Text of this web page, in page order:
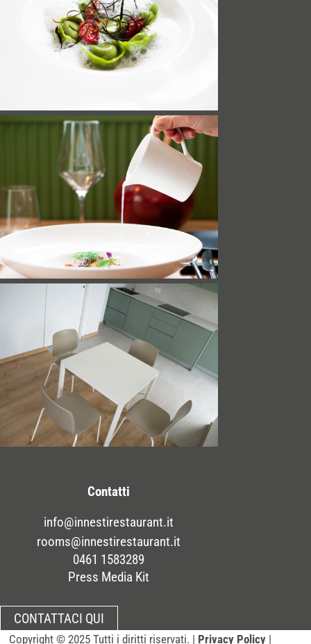
Contatti
info@innestirestaurant.it
rooms@innestirestaurant.it
0461 1583289
Press Media Kit
CONTATTACI QUI
Copyright © 2025 Tutti i diritti riservati. | Privacy Policy|